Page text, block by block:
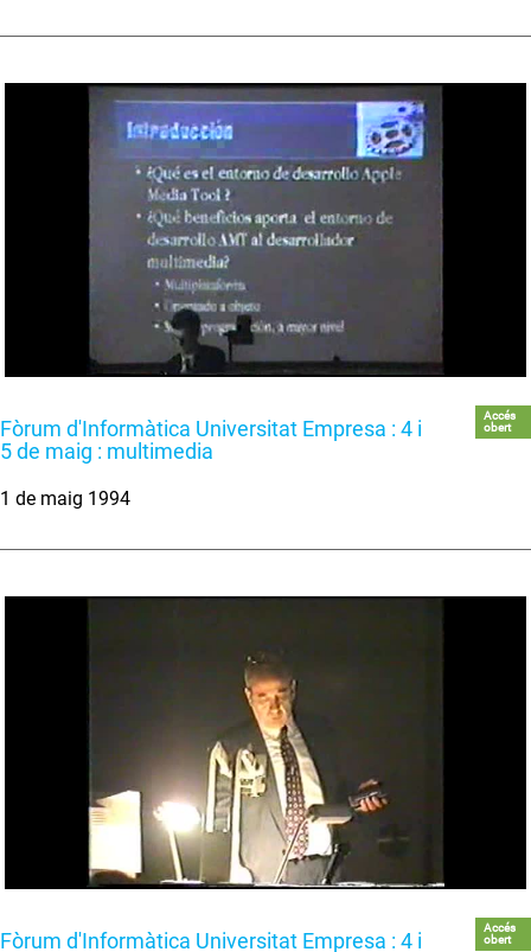
Fòrum d'Informàtica Universitat Empresa : 4 i
5 de maig : multimedia
Accés
obert
1 de maig 1994
Fòrum d'Informàtica Universitat Empresa : 4 i
Accés
obert